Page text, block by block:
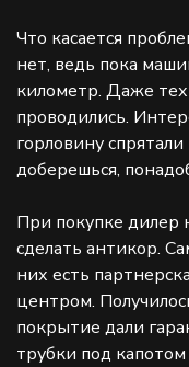
Что касается
нет, ведь пока
километр. Даже
проводились.
горловину
доберешься,
При покупке дилер
сделать антикор.
них есть
центром.
покрытие дали
трубки под